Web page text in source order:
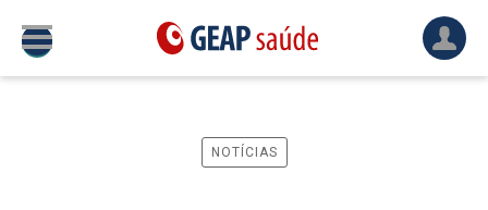
NOTÍCIAS